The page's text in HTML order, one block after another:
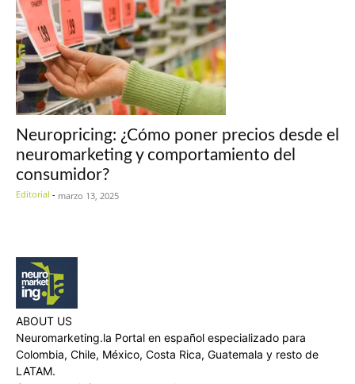
Neuropricing: ¿Cómo poner precios desde el
neuromarketing y comportamiento del
consumidor?
Editorial - marzo 13, 2025
ABOUT US
Neuromarketing.la Portal en español especializado para
Colombia, Chile, México, Costa Rica, Guatemala y resto de
LATAM.